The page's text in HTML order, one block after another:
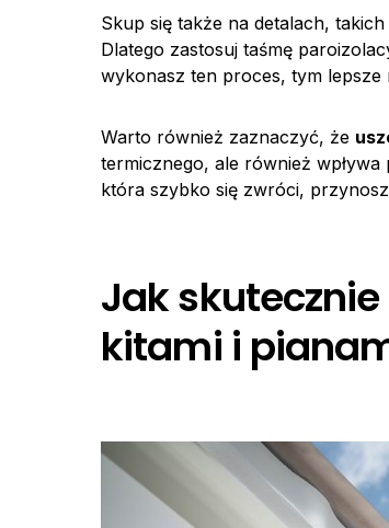
Skup się także na detalach, takich
Dlatego zastosuj taśmę
wykonasz ten proces, tym lepsze
Warto również zaznaczyć, że
termicznego, ale również
która szybko się zwróci,
Jak
kitami i